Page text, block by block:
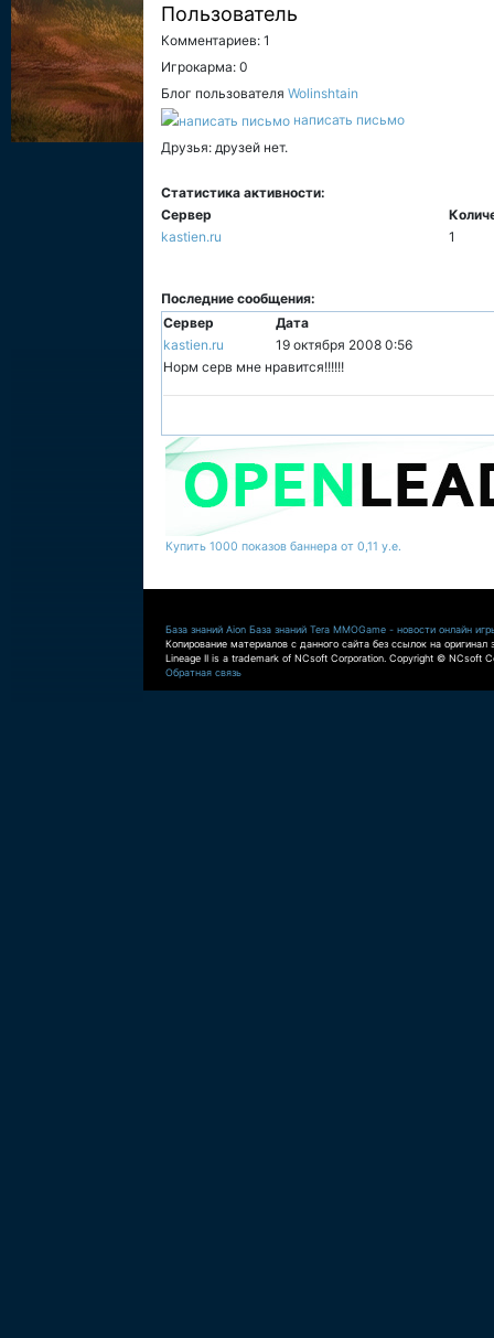
Пользователь
Комментариев: 1
Игрокарма: 0
Блог пользователя Wolinshtain
написать письмо
Друзья: друзей нет.
Статистика активности:
Сервер
kastien.ru
1
Последние сообщения:
Сервер
Дата
kastien.ru
19 октября 2008 0:56
Норм серв мне нравится!!!!!!
Купить 1000 показов баннера от 0,11 у.е.
База знаний Aion База знаний Tera MMOGame - новости онлайн
Копирование материалов с данного сайта без ссылок на оригинал
Lineage II is a trademark of NCsoft Corporation. Copyright © NCsoft
Обратная связь